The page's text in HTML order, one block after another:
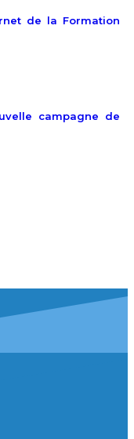
de la Formation
campagne de